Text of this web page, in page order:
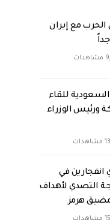
الحرب مع إيران
9 مشاهدات
للقاء
ورئيس الوزراء
انفجارين في
التصدي لأهداف
هرمز